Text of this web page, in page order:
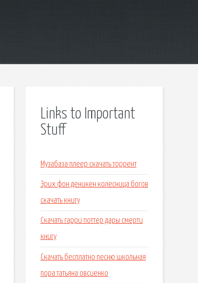
Links to Important
Stuff
Музабаза плеер скачать торрент
Эрих фон деникен колесница богов
скачать книгу
Скачать гарри поттер дары смерти
книгу
Скачать бесплатно песню школьная
пора татьяна овсиенко